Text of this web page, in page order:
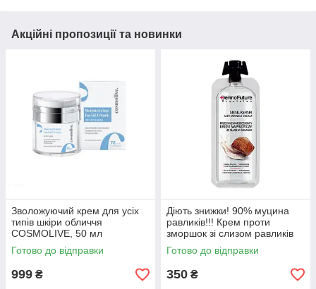
Акційні пропозиції та новинки
Зволожуючий крем для усіх
типів шкіри обличчя
COSMOLIVE, 50 мл
Готово до відправки
999 ₴
Діють знижки! 90% муцина
равликів!!! Крем проти
зморшок зі слизом равликів
Dermofuture, 12 мл.
Готово до відправки
350 ₴